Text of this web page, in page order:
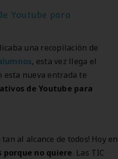
Youtube para
una recopilación de
, esta vez llega el
esta nueva entrada te
de Youtube para
al alcance de todos! Hoy en
porque no quiere. Las TIC